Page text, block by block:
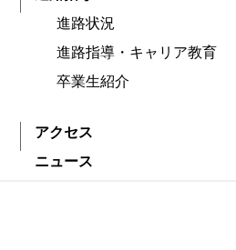
進路状況
進路指導・キャリア教育
卒業生紹介
アクセス
ニュース